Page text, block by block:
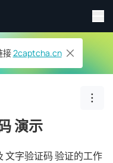
切
接2captcha.cn
演示
文字验证码 验证的工作
切换